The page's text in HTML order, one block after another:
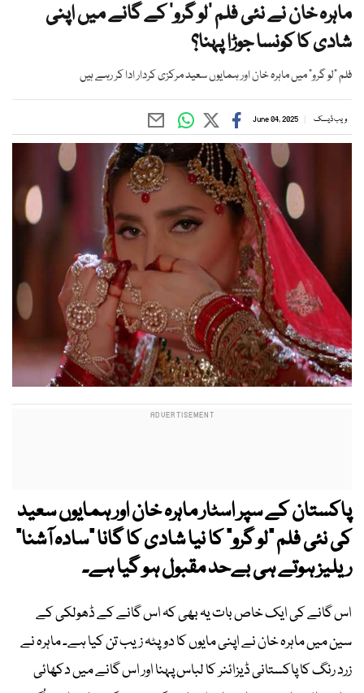
ماہرہ خان نے نئی فلم ’لو گرو‘ کے گانے میں اپنی
شادی کا کونسا جوڑا پہنا؟
فلم "لو گرو" میں ماہرہ خان اور ہمایوں سعید مرکزی کردار ادا کر رہے ہیں
ویب ڈیسک June 04, 2025
پاکستان کے سپر اسٹار ماہرہ خان اور ہمایوں سعید
کی نئی فلم "لو گرو" کا نیا شادی کا گانا "سادہ آشنا"
ریلیز ہوتے ہی بےحد مقبول ہو گیا ہے۔
اس گانے کی ایک خاص بات یہ بھی کہ اس گانے کے ڈھولکی کے
سین میں ماہرہ خان نے اپنی مایوں کا دوپٹہ زیب تن کیا ہے۔ ماہرہ نے
زرد رنگ کا پاکستانی ڈیزائنر کا لباس پہنا اور اس گانے میں دکھائی